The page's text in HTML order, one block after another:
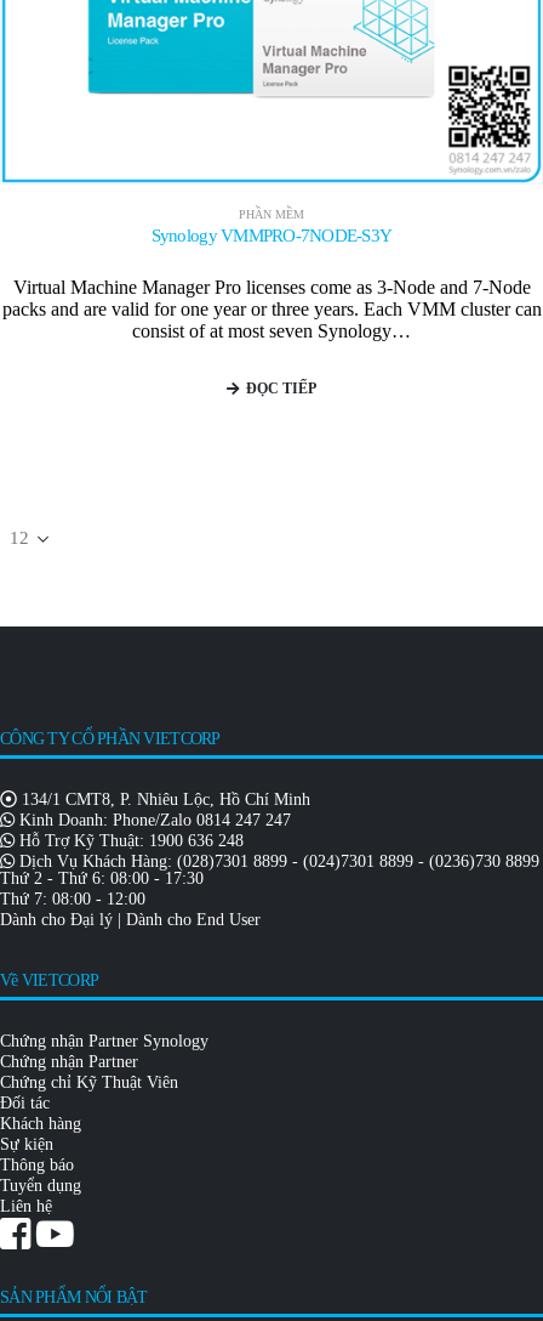
PHẦN MỀM
Synology VMMPRO-7NODE-S3Y
Virtual Machine Manager Pro licenses come as 3-Node and 7-Node
packs and are valid for one year or three years. Each VMM cluster can
consist of at most seven Synology…
ĐỌC TIẾP
CÔNG TY CỔ PHẦN VIETCORP
134/1 CMT8, P. Nhiêu Lộc, Hồ Chí Minh
Kinh Doanh: Phone/Zalo 0814 247 247
Hỗ Trợ Kỹ Thuật: 1900 636 248
Dịch Vụ Khách Hàng: (028)7301 8899 - (024)7301 8899 - (0236)730 8899
Thứ 2 - Thứ 6: 08:00 - 17:30
Thứ 7: 08:00 - 12:00
Dành cho Đại lý | Dành cho End User
Về VIETCORP
Chứng nhận Partner Synology
Chứng nhận Partner
Chứng chỉ Kỹ Thuật Viên
Đối tác
Khách hàng
Sự kiện
Thông báo
Tuyển dụng
Liên hệ
SẢN PHẨM NỔI BẬT